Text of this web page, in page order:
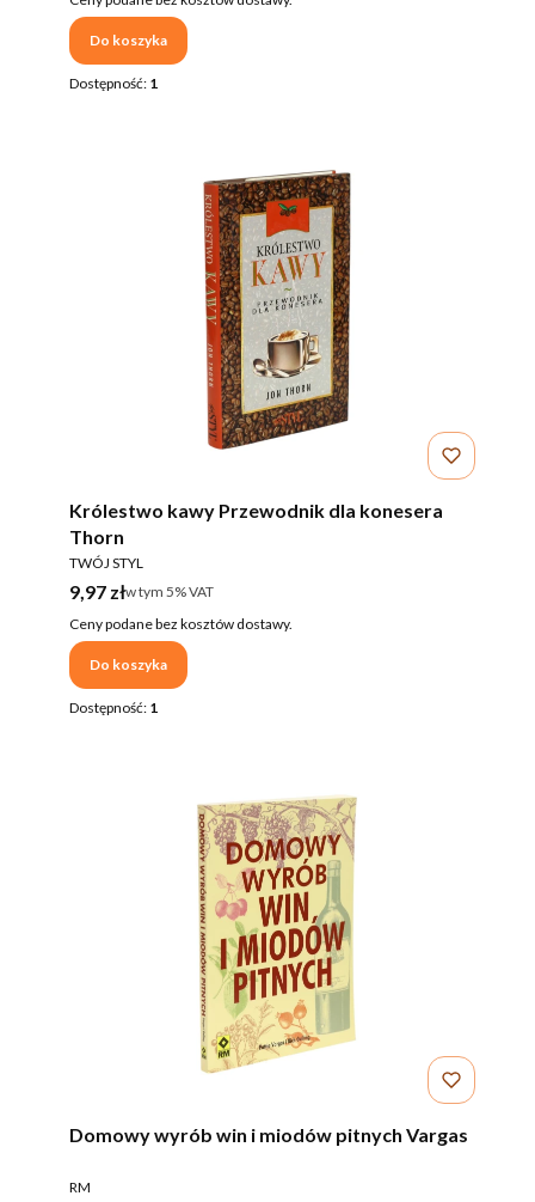
Do koszyka
Dostępność: 1
Królestwo kawy Przewodnik dla konesera
Thorn
PRODUCENT
TWÓJ STYL
Cena brutto
9,97 złw tym %s VAT
w tym 5%VAT
Ceny podane bez kosztów dostawy.
Do koszyka
Dostępność: 1
Domowy wyrób win i miodów pitnych Vargas
PRODUCENT
RM